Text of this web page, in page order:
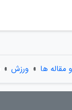
مقاله ها » ورزش »